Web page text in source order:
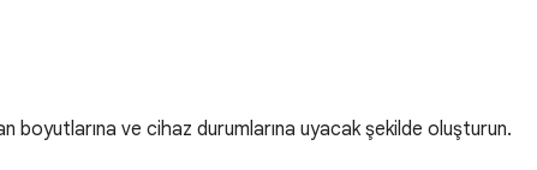
boyutlarına ve cihaz durumlarına uyacak şekilde oluşturun.